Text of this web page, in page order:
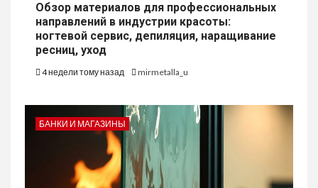
Обзор материалов для профессиональных
направлений в индустрии красоты:
ногтевой сервис, депиляция, наращивание
ресниц, уход
4 недели тому назад mirmetalla_u
БАНКИ И МАГАЗИНЫ